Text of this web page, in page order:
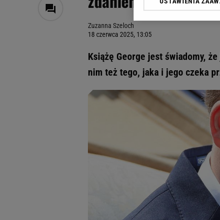
Zuzanna Szeloch
18 czerwca 2025, 13:05
Książę George jest świadomy,
nim też tego, jaka i jego czeka
Klikając „Akceptuję”
odnośnik „Ustawienia
My, nasi Zaufani
Użycie dokładnych
Przechowywanie
badnie odbiorców i